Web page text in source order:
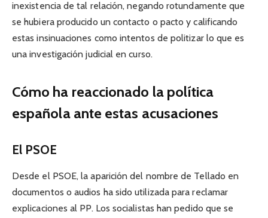
inexistencia de tal relación, negando rotundamente que
se hubiera producido un contacto o pacto y calificando
estas insinuaciones como intentos de politizar lo que es
una investigación judicial en curso.
Cómo ha reaccionado la política
española ante estas acusaciones
El PSOE
Desde el PSOE, la aparición del nombre de Tellado en
documentos o audios ha sido utilizada para reclamar
explicaciones al PP. Los socialistas han pedido que se